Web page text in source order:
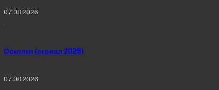
07.08.2026
Осколки (сериал 2026)
07.08.2026